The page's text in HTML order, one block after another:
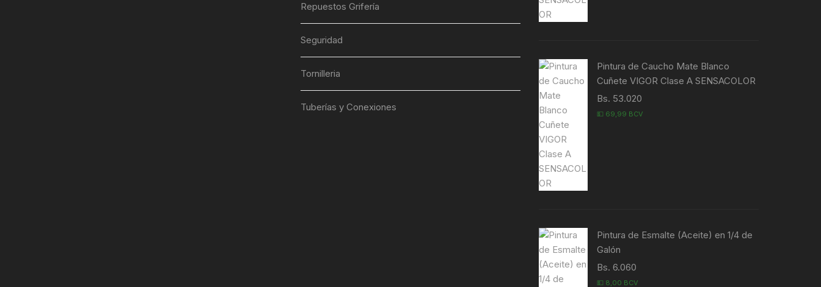
Repuestos Grifería
Seguridad
Tornilleria
Tuberías y Conexiones
Pintura de Caucho Mate Blanco
Cuñete VIGOR Clase A SENSACOLOR
Bs. 53.020
💵 69,99 BCV
Pintura de Esmalte (Aceite) en 1/4 de
Galón
Bs. 6.060
💵 8,00 BCV